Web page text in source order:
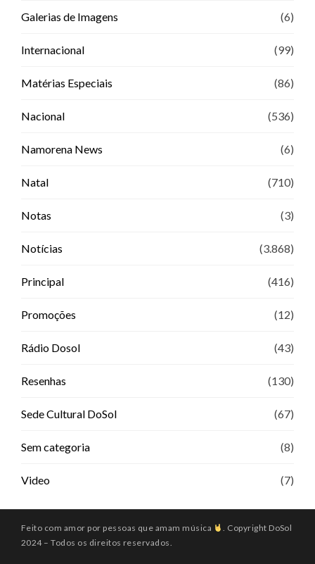
Galerias de Imagens (6)
Internacional (99)
Matérias Especiais (86)
Nacional (536)
Namorena News (6)
Natal (710)
Notas (3)
Notícias (3.868)
Principal (416)
Promoções (12)
Rádio Dosol (43)
Resenhas (130)
Sede Cultural DoSol (67)
Sem categoria (8)
Video (7)
Feito com amor por pessoas que amam música
. Copyright DoSol
2024 – Todos os direitos reservados.